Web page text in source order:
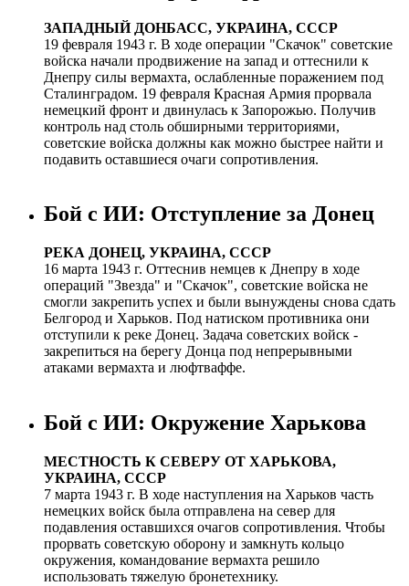
ЗАПАДНЫЙ ДОНБАСС, УКРАИНА, СССР
19 февраля 1943 г. В ходе операции "Скачок" советские
войска начали продвижение на запад и оттеснили к
Днепру силы вермахта, ослабленные поражением под
Сталинградом. 19 февраля Красная Армия прорвала
немецкий фронт и двинулась к Запорожью. Получив
контроль над столь обширными территориями,
советские войска должны как можно быстрее найти и
подавить оставшиеся очаги сопротивления.
Бой с ИИ: Отступление за Донец
РЕКА ДОНЕЦ, УКРАИНА, СССР
16 марта 1943 г. Оттеснив немцев к Днепру в ходе
операций "Звезда" и "Скачок", советские войска не
смогли закрепить успех и были вынуждены снова сдать
Белгород и Харьков. Под натиском противника они
отступили к реке Донец. Задача советских войск -
закрепиться на берегу Донца под непрерывными
атаками вермахта и люфтваффе.
Бой с ИИ: Окружение Харькова
МЕСТНОСТЬ К СЕВЕРУ ОТ ХАРЬКОВА,
УКРАИНА, СССР
7 марта 1943 г. В ходе наступления на Харьков часть
немецких войск была отправлена на север для
подавления оставшихся очагов сопротивления. Чтобы
прорвать советскую оборону и замкнуть кольцо
окружения, командование вермахта решило
использовать тяжелую бронетехнику.